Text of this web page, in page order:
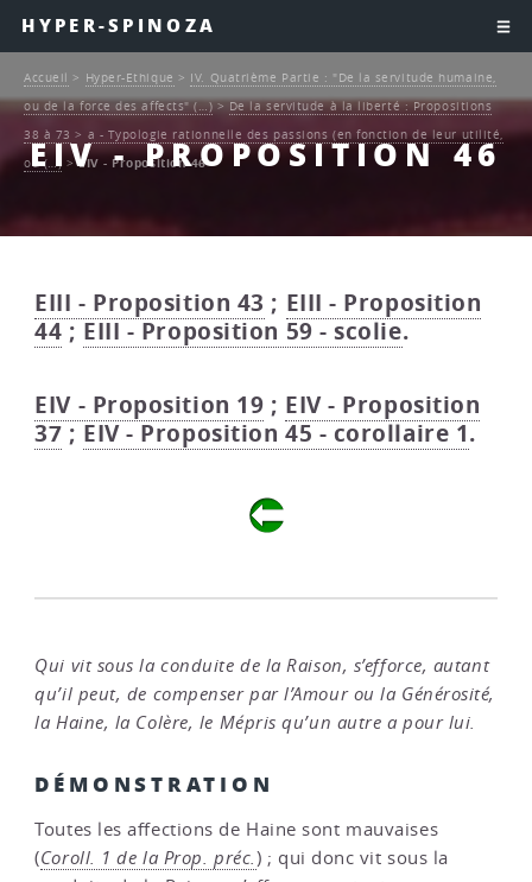
HYPER-SPINOZA
EIV - PROPOSITION 46
Accueil > Hyper-Ethique > IV. Quatrième Partie : "De la servitude humaine,
ou de la force des affects" (…)>De la servitude à la liberté : Propositions
38 à 73 > a - Typologie rationnelle des passions (en fonction de leur utilité,
ou (…)
>EIV - Proposition 46
EIII - Proposition 43 ; EIII - Proposition
44 ; EIII - Proposition 59 - scolie.
EIV - Proposition 19 ; EIV - Proposition
37 ; EIV - Proposition 45 - corollaire 1.
Qui vit sous la conduite de la Raison, s’efforce, autant
qu’il peut, de compenser par l’Amour ou la Générosité,
la Haine, la Colère, le Mépris qu’un autre a pour lui.
DÉMONSTRATION
Toutes les affections de Haine sont mauvaises
(Coroll. 1 de la Prop. préc. ) ; qui donc vit sous la